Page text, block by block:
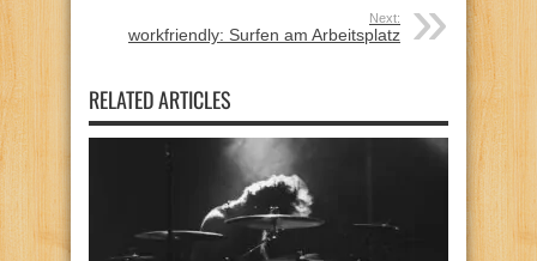
Next:
workfriendly: Surfen am Arbeitsplatz
RELATED ARTICLES